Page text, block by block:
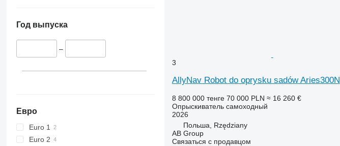
Год выпуска
–
Евро
Euro 1
Euro 2
3
AllyNav Robot do oprysku sadów Aries300N
8 800 000 тенге 70 000 PLN ≈ 16 260 €
Опрыскиватель самоходный
2026
Польша, Rzędziany
AB Group
Связаться с продавцом